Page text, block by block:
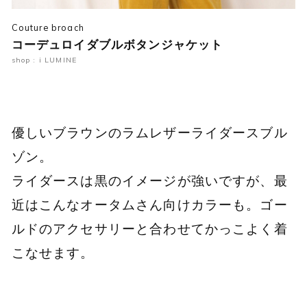
Couture broach
コーデュロイダブルボタンジャケット
shop : i LUMINE
優しいブラウンのラムレザーライダースブル
ゾン。
ライダースは黒のイメージが強いですが、最
近はこんなオータムさん向けカラーも。ゴー
ルドのアクセサリーと合わせてかっこよく着
こなせます。